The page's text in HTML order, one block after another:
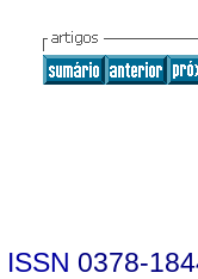
ISSN 0378-